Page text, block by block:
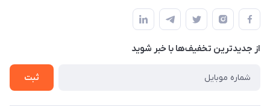
-گالری طلا،جواهر و نقره ارجمند
لیست محصولات
درباره ما
قوانین و مقررات
حریم خصوصی
راهنما
از جدید‌ترین تخفیف‌ها با‌ خبر شوید
ثبت